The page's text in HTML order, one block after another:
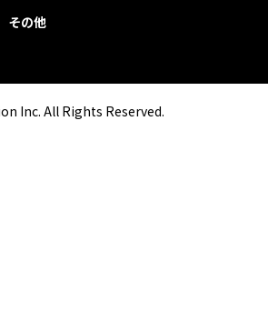
その他
Inc. All Rights Reserved.